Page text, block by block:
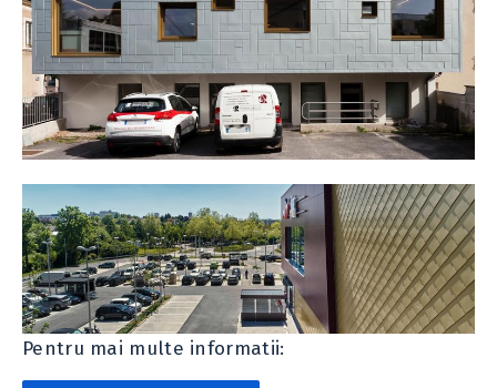
Pentru mai multe informatii: